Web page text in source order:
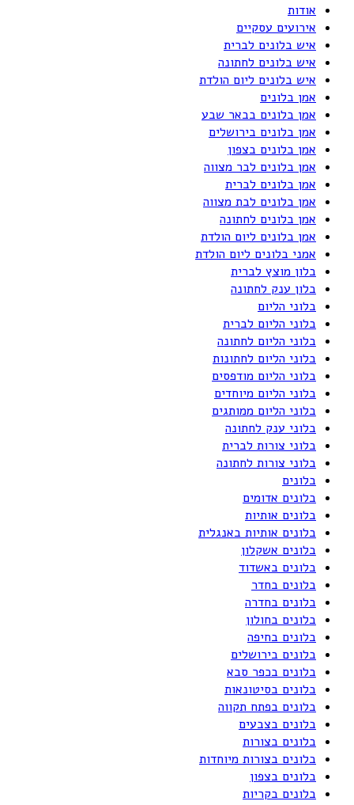
אודות
אירועים עסקיים
איש בלונים לברית
איש בלונים לחתונה
איש בלונים ליום הולדת
אמן בלונים
אמן בלונים בבאר שבע
אמן בלונים בירושלים
אמן בלונים בצפון
אמן בלונים לבר מצווה
אמן בלונים לברית
אמן בלונים לבת מצווה
אמן בלונים לחתונה
אמן בלונים ליום הולדת
אמני בלונים ליום הולדת
בלון מוצץ לברית
בלון ענק לחתונה
בלוני הליום
בלוני הליום לברית
בלוני הליום לחתונה
בלוני הליום לחתונות
בלוני הליום מודפסים
בלוני הליום מיוחדים
בלוני הליום ממותגים
בלוני ענק לחתונה
בלוני צורות לברית
בלוני צורות לחתונה
בלונים
בלונים אדומים
בלונים אותיות
בלונים אותיות באנגלית
בלונים אשקלון
בלונים באשדוד
בלונים בחדר
בלונים בחדרה
בלונים בחולון
בלונים בחיפה
בלונים בירושלים
בלונים בכפר סבא
בלונים בסיטונאות
בלונים בפתח תקווה
בלונים בצבעים
בלונים בצורות
בלונים בצורות מיוחדות
בלונים בצפון
בלונים בקריות